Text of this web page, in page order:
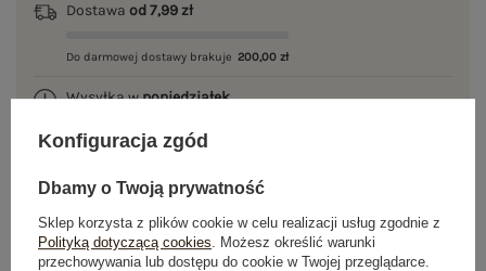
Dostawa od 7,99 zł
Do darmowej dostawy brakuje 200,00 zł
Wysyłka wponiedziałek
100 dni na zwrot
OPIS PRODUKTU
Konfiguracja zgód
Dbamy o Twoją prywatność
Sklep korzysta z plików cookie w celu realizacji usług zgodnie z
Polityką dotyczącą cookies . Możesz określić warunki
przechowywania lub dostępu do cookie w Twojej przeglądarce.